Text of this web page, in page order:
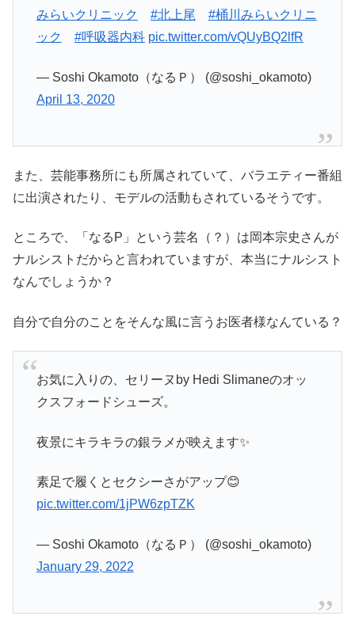
みらいクリニック #北上尾
#桶川みらいクリニ
ック
#呼吸器内科 pic.twitter.com/vQUyBQ2lfR
— Soshi Okamoto（なるＰ） (@soshi_okamoto)
April 13, 2020
また、芸能事務所にも所属されていて、バラエティー番組
に出演されたり、モデルの活動もされているそうです。
ところで、「なるP」という芸名（？）は岡本宗史さんが
ナルシストだからと言われていますが、本当にナルシスト
なんでしょうか？
自分で自分のことをそんな風に言うお医者様なんている？
お気に入りの、セリーヌby Hedi Slimaneのオッ
クスフォードシューズ。
夜景にキラキラの銀ラメが映えます✨
素足で履くとセクシーさがアップ😊
pic.twitter.com/1jPW6zpTZK
— Soshi Okamoto（なるＰ） (@soshi_okamoto)
January 29, 2022